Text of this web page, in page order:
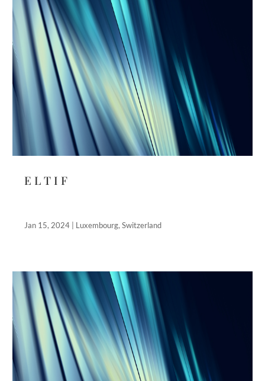
E L T I F
Jan 15, 2024 Luxembourg,Switzerland